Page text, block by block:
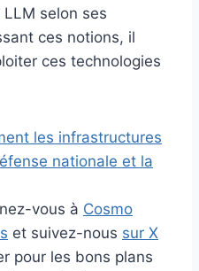
LLM selon ses
ces notions, il
ces technologies
les infrastructures
nationale et la
vous à Cosmo
et suivez-nous sur X
pour les bons plans